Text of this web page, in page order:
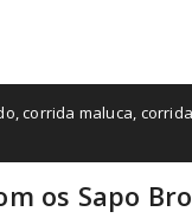
,corrida maluca,
os Sapo